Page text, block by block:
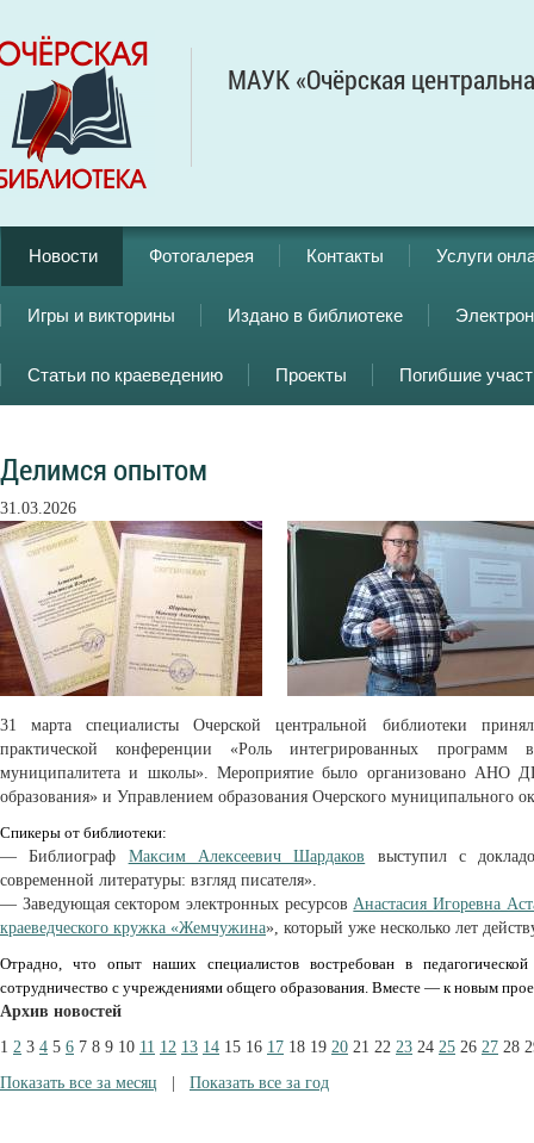
МАУК «Очёрская
Новости Фотогалерея Контакты Услуги
Игры и викторины Издано в библиотеке
Статьи по краеведению Проекты Погибшие
Делимся опытом
31.03.2026
31 марта специалисты Очерской центральной библиотеки
практической конференции «Роль интегрированных программ в
муниципалитета и школы». Мероприятие было организовано АНО
образования» и Управлением образования Очерского муниципального
Спикеры от библиотеки:
— Библиограф Максим Алексеевич Шардаков выступил с
современной литературы: взгляд писателя».
— Заведующая сектором электронных ресурсовАнастасия Игоревна
краеведческого кружка «Жемчужина», который уже несколько лет
Отрадно, что опыт наших специалистов востребован в
сотрудничество с учреждениями общего образования. Вместе — к новым
Архив новостей
1 2 3 4 5 6 7 8 9 10 11 12 13 14 15 16 17 18 19 20 21 22 23 24 25 26 27 28
Показать все за месяц
Показать все за год